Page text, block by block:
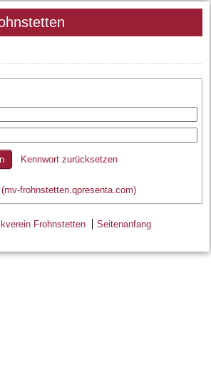
Kennwort zurücksetzen
frohnstetten.qpresenta.com)
Frohnstetten Seitenanfang